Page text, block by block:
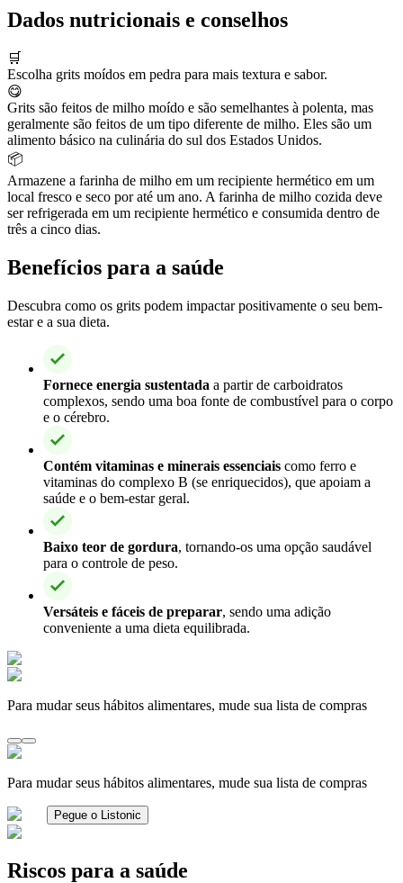
Dados nutricionais e conselhos
🛒
Escolha grits moídos em pedra para mais textura e sabor.
😋
Grits são feitos de milho moído e são semelhantes à polenta, mas
geralmente são feitos de um tipo diferente de milho. Eles são um
alimento básico na culinária do sul dos Estados Unidos.
📦
Armazene a farinha de milho em um recipiente hermético em um
local fresco e seco por até um ano. A farinha de milho cozida deve
ser refrigerada em um recipiente hermético e consumida dentro de
três a cinco dias.
Benefícios para a saúde
Descubra como os grits podem impactar positivamente o seu bem-
estar e a sua dieta.
Fornece energia sustentada a partir de carboidratos
complexos, sendo uma boa fonte de combustível para o corpo
e o cérebro.
Contém vitaminas e minerais essenciais como ferro e
vitaminas do complexo B (se enriquecidos), que apoiam a
saúde e o bem-estar geral.
Baixo teor de gordura, tornando-os uma opção saudável
para o controle de peso.
Versáteis e fáceis de preparar, sendo uma adição
conveniente a uma dieta equilibrada.
Para mudar seus hábitos alimentares, mude sua lista de compras
Para mudar seus hábitos alimentares, mude sua lista de compras
Pegue o Listonic
Riscos para a saúde